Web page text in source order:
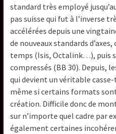
standard très employé
pas suisse qui fut à l’inverse
accélérées depuis une
de nouveaux standards
temps (Isis, Octalink…), puis
compressés (BB 30). Depuis,
qui devient un véritable
même si certains formats
création. Difficile donc de
sur n’importe quel cadre par
également certaines